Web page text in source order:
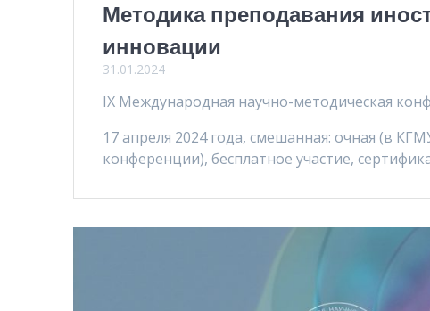
Методика преподавания
инновации
31.01.2024
IX Международная научно-методическая
17 апреля 2024 года, смешанная: очная (в
конференции), бесплатное участие,